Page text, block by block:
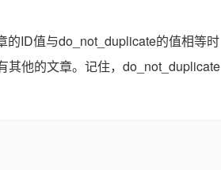
的ID值与do_not_duplicate的值相等时
其他的文章。记住，do_not_duplicate